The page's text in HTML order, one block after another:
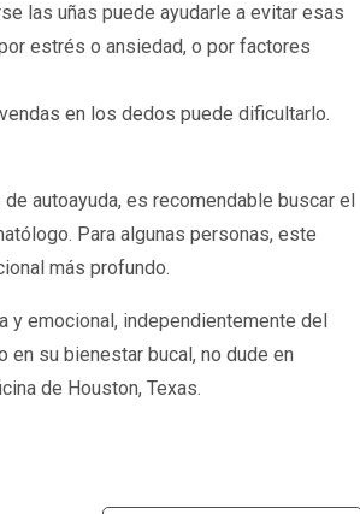
las uñas puede ayudarle a evitar esas
estrés o ansiedad, o por factores
en los dedos puede dificultarlo.
autoayuda, es recomendable buscar el
Para algunas personas, este
más profundo.
y emocional, independientemente del
su bienestar bucal, no dude en
de Houston, Texas.